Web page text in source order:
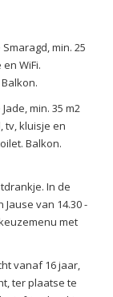
min. 25
WiFi.
min. 35 m2
tv, kluisje en
Balkon.
In de
van 14.30 -
met
vanaf 16 jaar,
ter plaatse te